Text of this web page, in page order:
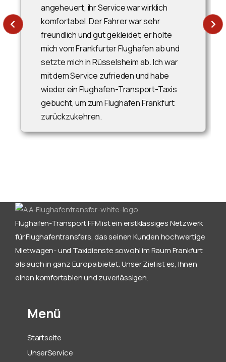
angeheuert, ihr Service war wirklich
komfortabel. Der Fahrer war sehr
freundlich und gut gekleidet, er holte
mich vom Frankfurter Flughafen ab und
setzte mich in Rüsselsheim ab. Ich war
mit dem Service zufrieden und habe
wieder ein Flughafen-Transport-Taxis
gebucht, um zum Flughafen Frankfurt
zurückzukehren.
Flughafen-Transport FFM ist ein erstklassiges Netzwerk
für Flughafentransfers, das seinen Kunden hochwertige
Mietwagen- und Taxidienste sowohl im Raum Frankfurt
als auch in ganz Europa bietet. Unser Ziel ist es, Ihnen
einen komfortablen und zuverlässigen.
Menü
Startseite
UnserService